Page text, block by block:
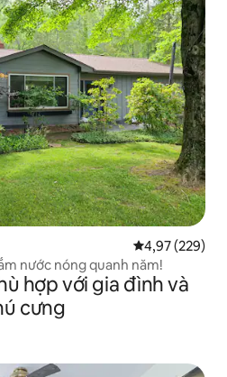
Xếp hạng
4,97 (229)
nước nóng quanh năm!
hợp với gia đình và
cưng